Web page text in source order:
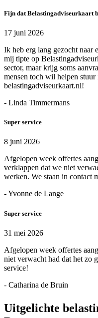
Fijn dat Belastingadviseurkaart
17 juni 2026
Ik heb erg lang gezocht naar
mij tipte op
sector, maar krijg soms
mensen toch wil helpen
belastingadviseurkaart.nl!
- Linda Timmermans
Super service
8 juni 2026
Afgelopen week offertes
verklappen dat we niet
werken. We staan in contact
- Yvonne de Lange
Super service
31 mei 2026
Afgelopen week offertes
niet verwacht had dat het zo
service!
- Catharina de Bruin
Uitgelichte